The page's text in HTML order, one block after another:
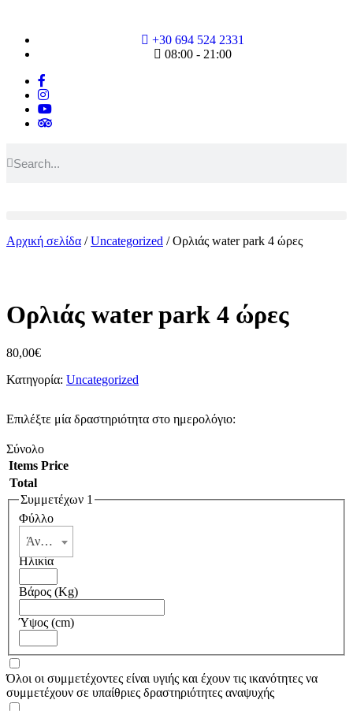
+30 694 524 2331
08:00 - 21:00
Αρχική σελίδα /Uncategorized / Ορλιάς water park 4 ώρες
Ορλιάς water park 4 ώρες
80,00€
Κατηγορία: Uncategorized
Επιλέξτε μία δραστηριότητα στο ημερολόγιο:
Σύνολο
Items Price
Total
Συμμετέχων 1
Φύλλο
Άνδρας
Ηλικία
Βάρος (Kg)
Ύψος (cm)
Όλοι οι συμμετέχοντες είναι υγιής και έχουν τις ικανότητες να
συμμετέχουν σε υπαίθριες δραστηριότητες αναψυχής